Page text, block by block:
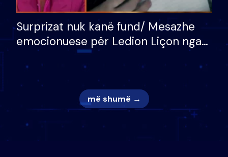
Surprizat nuk kanë fund/ Mesazhe
emocionuese për Ledion Liçon nga
nëna dhe fëmijët e tij, moderatori
nuk i mban dot lotët: Nuk meritoj…
më shumë →